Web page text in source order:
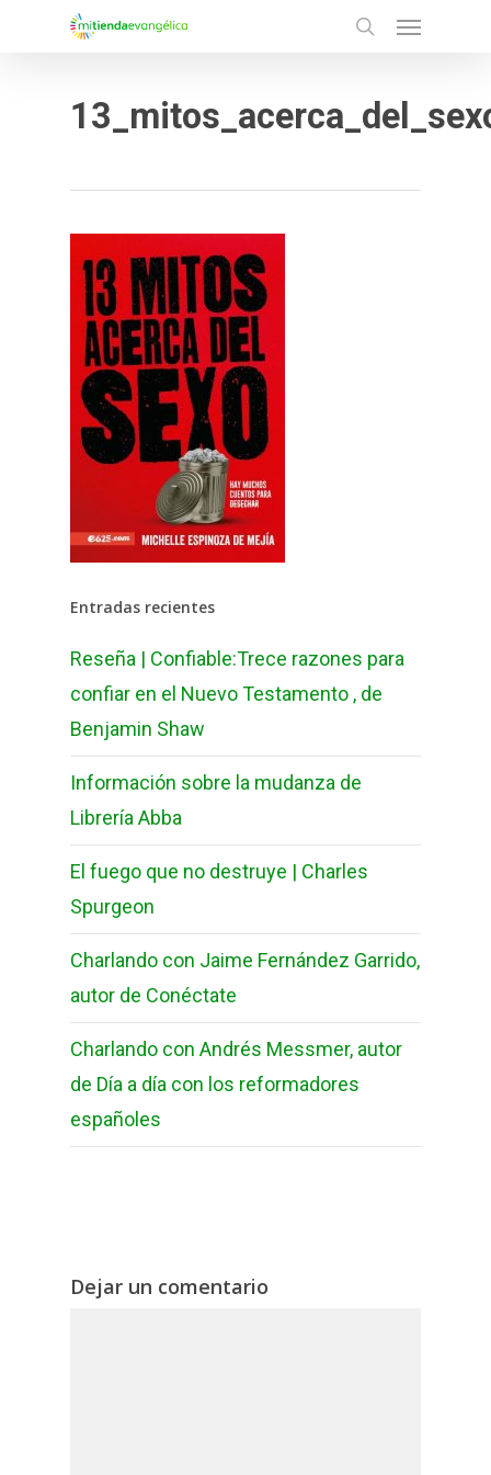
Entradas recientes
Reseña | Confiable:Trece razones para
confiar en el Nuevo Testamento , de
Benjamin Shaw
Información sobre la mudanza de
Librería Abba
El fuego que no destruye | Charles
Spurgeon
Charlando con Jaime Fernández Garrido,
autor de Conéctate
Charlando con Andrés Messmer, autor
de Día a día con los reformadores
españoles
Dejar un comentario